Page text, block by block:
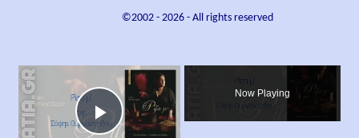
©2002 - 2026- All rights reserved
×
Now Playing